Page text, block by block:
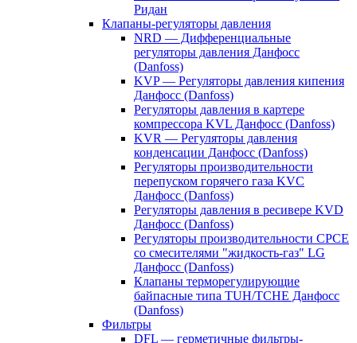
Ридан
Клапаны-регуляторы давления
NRD — Дифференциальные
регуляторы давления Данфосс
(Danfoss)
KVP — Регуляторы давления кипения
Данфосс (Danfoss)
Регуляторы давления в картере
компрессора KVL Данфосс (Danfoss)
KVR — Регуляторы давления
конденсации Данфосс (Danfoss)
Регуляторы производительности
перепуском горячего газа KVC
Данфосс (Danfoss)
Регуляторы давления в ресивере KVD
Данфосс (Danfoss)
Регуляторы производительности CPCE
со смесителями "жидкость-газ" LG
Данфосс (Danfoss)
Клапаны терморегулирующие
байпасные типа TUH/TCHE Данфосс
(Danfoss)
Фильтры
DFL — герметичные фильтры-